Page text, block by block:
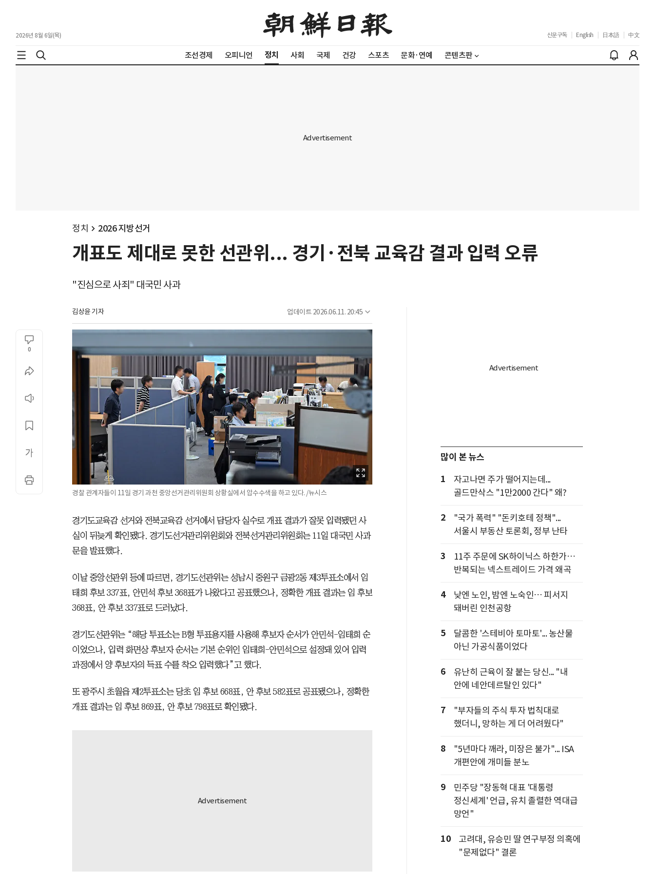
2026년 8월 6일(목) 신문구독 English 日本語 中文
조선경제 오피니언 정치 사회 국제 건강 스포츠 문화·연예 콘텐츠판
정치 2026 지방선거
개표도 제대로 못한 선관위... 경기·전북 교육감 결과 입력 오류
"진심으로 사죄" 대국민 사과
김상윤 기자 업데이트 2026.06.11. 20:45
0
경찰 관계자들이 11일 경기 과천 중앙선거관리위원회 상황실에서 압수수색을 하고 있다. /뉴시스
경기도교육감 선거와 전북교육감 선거에서 담당자 실수로 개표 결과가 잘못 입력됐던 사
실이 뒤늦게 확인됐다. 경기도선거관리위원회와 전북선거관리위원회는 11일 대국민 사과
문을 발표했다.
이날 중앙선관위 등에 따르면, 경기도선관위는 성남시 중원구 금광2동 제3투표소에서 임
태희 후보 337표, 안민석 후보 368표가 나왔다고 공표했으나, 정확한 개표 결과는 임 후보
368표, 안 후보 337표로 드러났다.
경기도선관위는 “해당 투표소는 B형 투표용지를 사용해 후보자 순서가 안민석-임태희 순
이었으나, 입력 화면상 후보자 순서는 기본 순위인 임태희-안민석으로 설정돼 있어 입력
과정에서 양 후보자의 득표 수를 착오 입력했다”고 했다.
또 광주시 초월읍 제2투표소는 당초 임 후보 668표, 안 후보 582표로 공표됐으나, 정확한
개표 결과는 임 후보 869표, 안 후보 798표로 확인됐다.
많이 본 뉴스
1
자고나면 주가 떨어지는데...
골드만삭스 "1만2000 간다" 왜?
2
"국가 폭력" "돈키호테 정책"...
서울시 부동산 토론회, 정부 난타
3
11주 주문에 SK하이닉스 하한가…
반복되는 넥스트레이드 가격 왜곡
4
낮엔 노인, 밤엔 노숙인… 피서지
돼버린 인천공항
5
달콤한 '스테비아 토마토'... 농산물
아닌 가공식품이었다
6
유난히 근육이 잘 붙는 당신... "내
안에 네안데르탈인 있다"
7
"부자들의 주식 투자 법칙대로
했더니, 망하는 게 더 어려웠다"
8
"5년마다 깨라, 미장은 불가"... ISA
개편안에 개미들 분노
9
민주당 "장동혁 대표 '대통령
정신세계' 언급, 유치 졸렬한 역대급
망언"
10
고려대, 유승민 딸 연구부정 의혹에
"문제없다" 결론